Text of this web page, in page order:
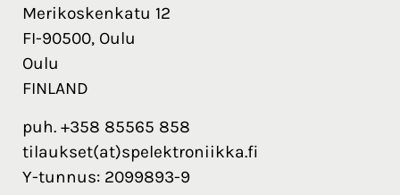
Merikoskenkatu 12
FI-90500, Oulu
Oulu
FINLAND
puh. +358 85565 858
tilaukset(at)spelektroniikka.fi
Y-tunnus: 2099893-9